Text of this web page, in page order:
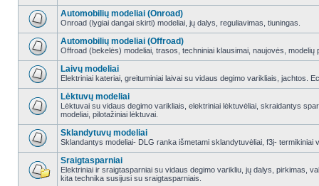
Automobilių modeliai (Onroad)
Onroad (lygiai dangai skirti) modeliai, jų dalys, reguliavimas, tiuningas.
Automobilių modeliai (Offroad)
Offroad (bekelės) modeliai, trasos, techniniai klausimai, naujovės, modelių
Laivų modeliai
Elektriniai kateriai, greituminiai laivai su vidaus degimo varikliais, jachtos.
Lėktuvų modeliai
Lėktuvai su vidaus degimo varikliais, elektriniai lėktuvėliai, skraidantys
modeliai, pilotažiniai lėktuvai.
Sklandytuvų modeliai
Sklandantys modeliai- DLG ranka išmetami sklandytuvėliai, f3j-
Sraigtasparniai
Elektriniai ir sraigtasparniai su vidaus degimo varikliu, jų dalys, pirkimas,
kita technika susijusi su sraigtasparniais.